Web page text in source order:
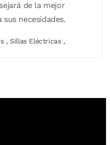
de la mejor
necesidades.
, Sillas Eléctricas,